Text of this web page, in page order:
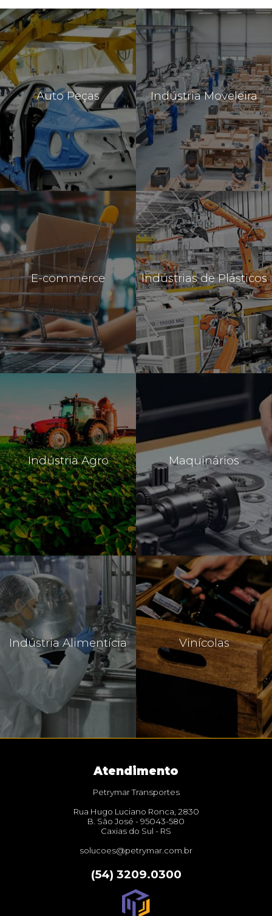
Auto Peças
E-commerce
Indústria Agro
Indústria Alimentícia
Indústria Moveleira
Indústrias de Plásticos
Maquinários
Vinícolas
Atendimento
Petrymar Transportes
Rua Hugo Luciano Ronca, 2830
B. São José - 95043-580
Caxias do Sul - RS
solucoes@petrymar.com.br
(54) 3209.0300